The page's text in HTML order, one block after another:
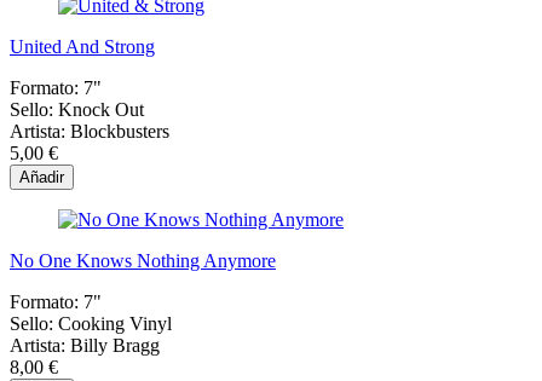
United And Strong
Formato: 7"
Sello: Knock Out
Artista: Blockbusters
5,00 €
Añadir
No One Knows Nothing Anymore
Formato: 7"
Sello: Cooking Vinyl
Artista: Billy Bragg
8,00 €